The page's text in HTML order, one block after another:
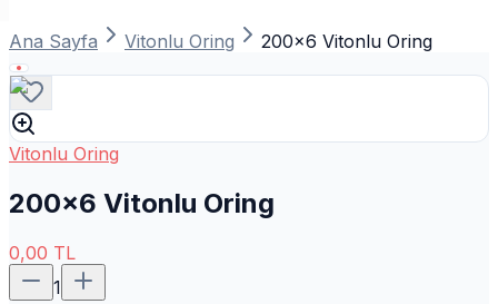
Ana Sayfa Vitonlu Oring 200x6 Vitonlu Oring
Vitonlu Oring
200x6 Vitonlu Oring
0,00 TL
1